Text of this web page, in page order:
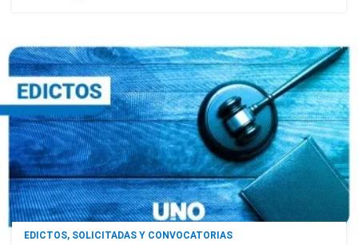
EDICTOS, SOLICITADAS Y CONVOCATORIAS